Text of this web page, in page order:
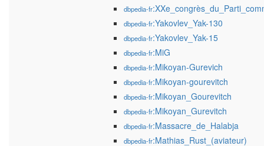
dbpedia-fr
dbpedia-fr:Yakovlev_Yak-130
dbpedia-fr:Yakovlev_Yak-15
dbpedia-fr:MiG
dbpedia-fr:Mikoyan-Gurevich
dbpedia-fr:Mikoyan-gourevitch
dbpedia-fr:Mikoyan_Gourevitch
dbpedia-fr:Mikoyan_Gurevitch
dbpedia-fr:Massacre_de_Halabja
dbpedia-fr:Mathias_Rust_(aviateur)